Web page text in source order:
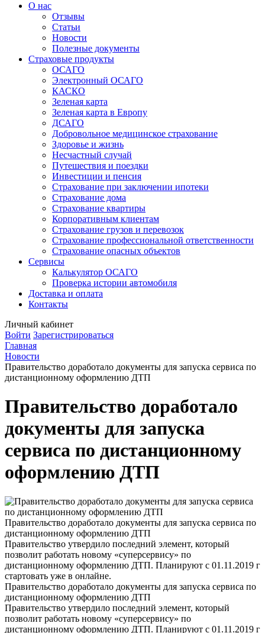
О нас
Отзывы
Статьи
Новости
Полезные документы
Страховые продукты
ОСАГО
Электронный ОСАГО
КАСКО
Зеленая карта
Зеленая карта в Европу
ДСАГО
Добровольное медицинское страхование
Здоровье и жизнь
Несчастный случай
Путешествия и поездки
Инвестиции и пенсия
Страхование при заключении ипотеки
Страхование дома
Страхование квартиры
Корпоративным клиентам
Страхование грузов и перевозок
Страхование профессиональной ответственности
Страхование опасных объектов
Сервисы
Калькулятор ОСАГО
Проверка истории автомобиля
Доставка и оплата
Контакты
Личный кабинет
Войти Зарегистрироваться
Главная
Новости
Правительство доработало документы для запуска сервиса по
дистанционному оформлению ДТП
Правительство доработало
документы для запуска
сервиса по дистанционному
оформлению ДТП
Правительство доработало документы для запуска сервиса по
дистанционному оформлению ДТП
Правительство утвердило последний элемент, который
позволит работать новому «суперсервису» по
дистанционному оформлению ДТП. Планируют с 01.11.2019 г
стартовать уже в онлайне.
Правительство доработало документы для запуска сервиса по
дистанционному оформлению ДТП
Правительство утвердило последний элемент, который
позволит работать новому «суперсервису» по
дистанционному оформлению ДТП. Планируют с 01.11.2019 г